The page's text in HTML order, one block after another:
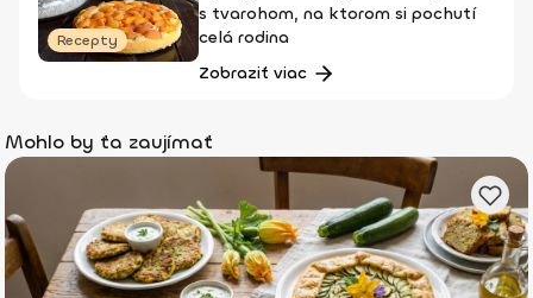
Recepty
s tvarohom, na ktorom si pochutí
celá rodina
Zobraziť viac
Mohlo by ťa zaujímať